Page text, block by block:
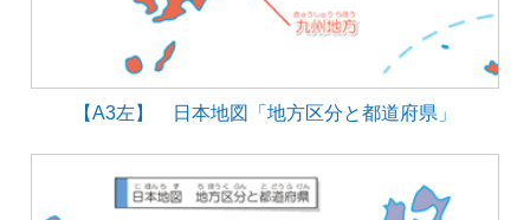
【A3左】 日本地図「地方区分と都道府県」